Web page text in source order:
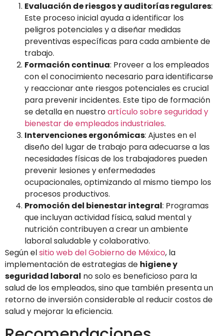
Evaluación de riesgos y auditorías regulares:
Este proceso inicial ayuda a identificar los
peligros potenciales y a diseñar medidas
preventivas específicas para cada ambiente de
trabajo.
Formación continua: Proveer a los empleados
con el conocimiento necesario para identificarse
y reaccionar ante riesgos potenciales es crucial
para prevenir incidentes. Este tipo de formación
se detalla en nuestroartículo sobre seguridad y
bienestar de empleados industriales.
Intervenciones ergonómicas: Ajustes en el
diseño del lugar de trabajo para adecuarse a las
necesidades físicas de los trabajadores pueden
prevenir lesiones y enfermedades
ocupacionales, optimizando al mismo tiempo los
procesos productivos.
Promoción del bienestar integral: Programas
que incluyan actividad física, salud mental y
nutrición contribuyen a crear un ambiente
laboral saludable y colaborativo.
Según elsitio web del Gobierno de México, la
implementación de estrategias de higiene y
seguridad laboral no solo es beneficioso para la
salud de los empleados, sino que también presenta un
retorno de inversión considerable al reducir costos de
salud y mejorar la eficiencia.